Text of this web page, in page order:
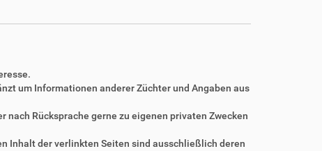
um Informationen anderer Züchter und Angaben aus
Rücksprache gerne zu eigenen privaten Zwecken
Inhalt der verlinkten Seiten sind ausschließlich deren